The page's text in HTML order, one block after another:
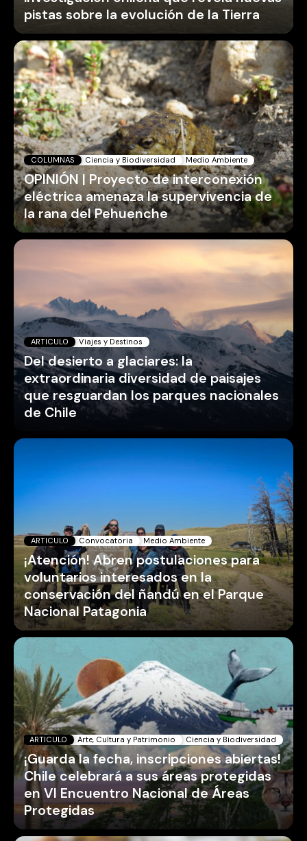
pistas sobre la evolución de la Tierra
COLUMNAS Ciencia y Biodiversidad Medio Ambiente
OPINIÓN | Proyecto de interconexión
eléctrica amenaza la supervivencia de
la rana del Pehuenche
ARTICULO Viajes y Destinos
Del desierto a glaciares: la
extraordinaria diversidad de paisajes
que resguardan los parques nacionales
de Chile
ARTICULO Convocatoria Medio Ambiente
¡Atención! Abren postulaciones para
voluntarios interesados en la
conservación del ñandú en el Parque
Nacional Patagonia
ARTICULO Arte, Cultura y Patrimonio Ciencia y Biodiversidad
¡Guarda la fecha, inscripciones abiertas!
Chile celebrará a sus áreas protegidas
en VI Encuentro Nacional de Áreas
Protegidas